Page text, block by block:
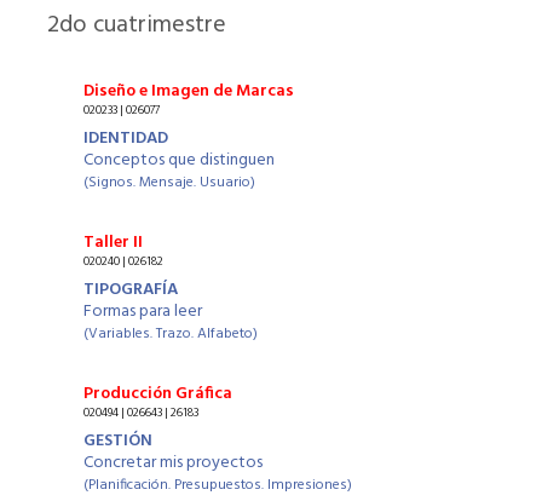
2do cuatrimestre
Diseño e Imagen de Marcas
020233 | 026077
IDENTIDAD
Conceptos que distinguen
(Signos. Mensaje. Usuario)
Taller II
020240 | 026182
TIPOGRAFÍA
Formas para leer
(Variables. Trazo. Alfabeto)
Producción Gráfica
020494 | 026643 | 26183
GESTIÓN
Concretar mis proyectos
(Planificación. Presupuestos. Impresiones)